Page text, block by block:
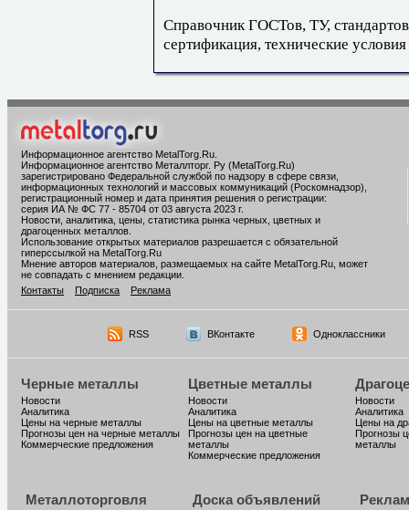
Справочник ГОСТов, ТУ,
сертификация, технические условия
Информационное агентство MetalTorg.Ru
Информационное агентство Металлторг. Ру (MetalTorg.Ru)
зарегистрировано Федеральной службой по надзору в сфере связи,
информационных технологий и массовых коммуникаций (Роскомнадзор),
регистрационный номер и дата принятия решения о регистрации:
серия ИА № ФС 77 - 85704 от 03 августа 2023 г.
Новости, аналитика, цены, статистика рынка черных, цветных и
драгоценных металлов.
Использование открытых материалов разрешается с обязательной
гиперссылкой на MetalTorg.Ru
Мнение авторов материалов, размещаемых на сайте MetalTorg.Ru, может
не совпадать с мнением редакции.
Контакты
Подписка Реклама
RSS ВКонтакте Одноклассники
Черные металлы
Новости
Аналитика
Цены на черные металлы
Прогнозы цен на черные металлы
Коммерческие предложения
Цветные металлы
Новости
Аналитика
Цены на цветные металлы
Прогнозы цен на цветные
металлы
Коммерческие предложения
Новости
Аналитика
Цены на
Прогнозы
металлы
Металлоторговля Доска объявлений